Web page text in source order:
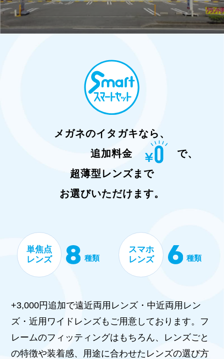
メガネのイタガキなら、
追加料金
で、
超薄型レンズまで
お選びいただけます。
単焦点
レンズ
種類
スマホ
レンズ
種類
+3,000円追加で遠近両用レンズ・中近両用レン
ズ・近用ワイドレンズもご用意しております。フ
レームのフィッティングはもちろん、レンズごと
の特徴や装着感、用途に合わせたレンズの選び方